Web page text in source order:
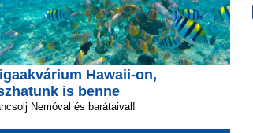
Hawaii-on,
is benne
Nemóval és barátaival!